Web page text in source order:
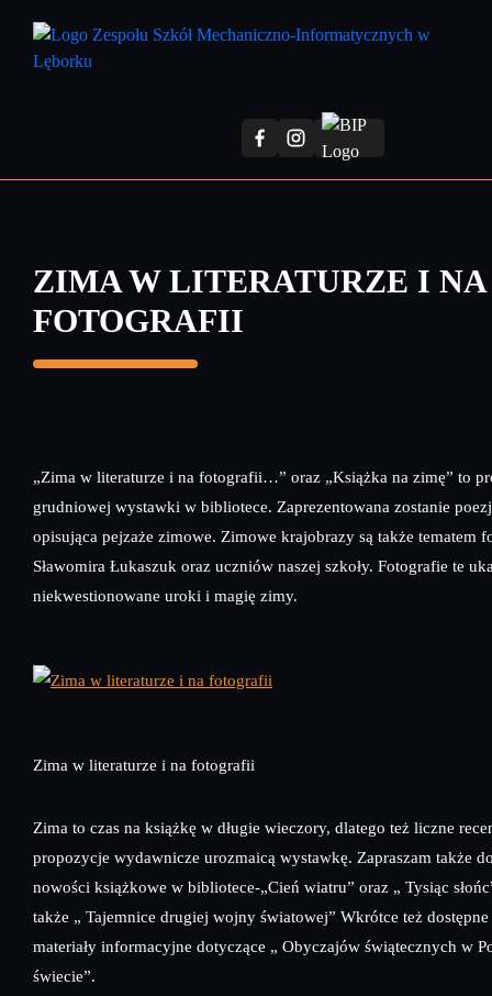
treści
ZIMA W LITERATURZE I NA
FOTOGRAFII
„Zima w literaturze i na fotografii…” oraz „Książka na zimę” to
grudniowej wystawki w bibliotece. Zaprezentowana zostanie
opisująca pejzaże zimowe. Zimowe krajobrazy są także tematem
Sławomira Łukaszuk oraz uczniów naszej szkoły. Fotografie te
niekwestionowane uroki i magię zimy.
Zima w literaturze i na fotografii
Zima to czas na książkę w długie wieczory, dlatego też liczne
propozycje wydawnicze urozmaicą wystawkę. Zapraszam także
nowości książkowe w bibliotece-„Cień wiatru” oraz „ Tysiąc
także „ Tajemnice drugiej wojny światowej” Wkrótce też dostępne
materiały informacyjne dotyczące „ Obyczajów świątecznych w
świecie”.